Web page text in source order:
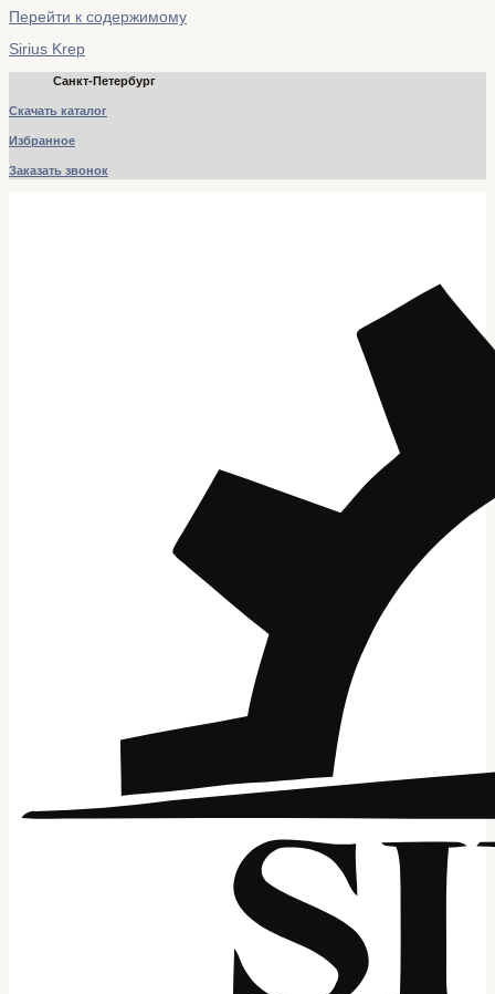
Перейти к содержимому
Sirius Krep
Санкт-Петербург
Скачать каталог
Избранное
Заказать звонок